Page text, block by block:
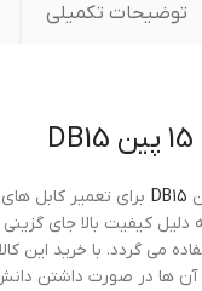
توضیحات تکمیلی
DB15 برای تعمیر کابل
دلیل کیفیت بالا جای
می گردد. با خرید این
آن ها در صورت داشتن